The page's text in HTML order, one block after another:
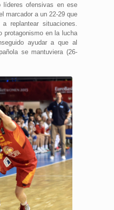
ofensivas en ese
marcador a un 22-29 que
replantear situaciones.
protagonismo en la lucha
ayudar a que al
se mantuviera (26-